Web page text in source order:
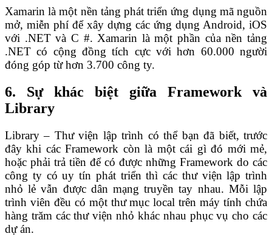
Xamarin là một nền tảng phát triển ứng dụng mã nguồn
mở, miễn phí để xây dựng các ứng dụng Android, iOS
với .NET và C #. Xamarin là một phần của nền tảng
.NET có cộng đồng tích cực với hơn 60.000 người
đóng góp từ hơn 3.700 công ty.
6. Sự khác biệt giữa Framework và
Library
Library – Thư viện lập trình có thể bạn đã biết, trước
đây khi các Framework còn là một cái gì đó mới mẻ,
hoặc phải trả tiền để có được những Framework do các
công ty có uy tín phát triển thì các thư viện lập trình
nhỏ lẻ vẫn được dân mạng truyền tay nhau. Mỗi lập
trình viên đều có một thư mục local trên máy tính chứa
hàng trăm các thư viện nhỏ khác nhau phục vụ cho các
dự án.